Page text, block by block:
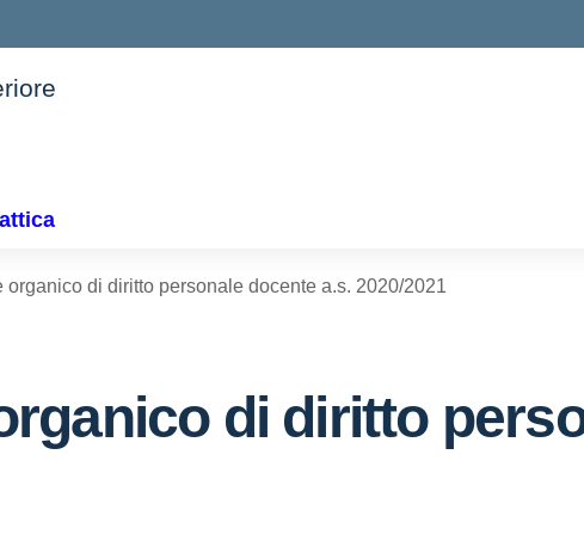
organico di diritto personale docente a.s. 2020/2021
di diritto